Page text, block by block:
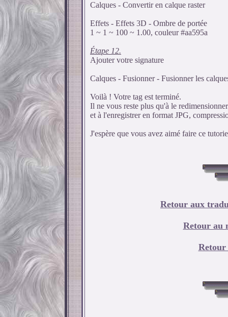
Calques - Convertir en calque raster
Effets - Effets 3D - Ombre de portée
1 ~ 1 ~ 100 ~ 1.00, couleur #aa595a
Étape 12.
Ajouter votre signature
Calques - Fusionner - Fusionner les
Voilà ! Votre tag est terminé.
Il ne vous reste plus qu'à le
et à l'enregistrer en format JPG,
J'espère que vous avez aimé faire ce
Retour aux
Retour au